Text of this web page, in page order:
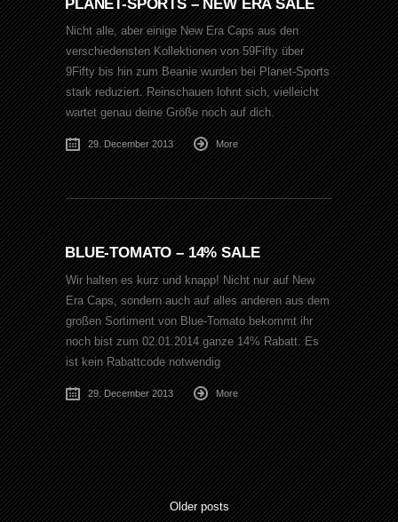
PLANET-SPORTS – NEW ERA SALE
Nicht alle, aber einige New Era Caps aus den
verschiedensten Kollektionen von 59Fifty über
9Fifty bis hin zum Beanie wurden bei Planet-Sports
stark reduziert. Reinschauen lohnt sich, vielleicht
wartet genau deine Größe noch auf dich.
29. December 2013 More
BLUE-TOMATO – 14% SALE
Wir halten es kurz und knapp! Nicht nur auf New
Era Caps, sondern auch auf alles anderen aus dem
großen Sortiment von Blue-Tomato bekommt ihr
noch bist zum 02.01.2014 ganze 14% Rabatt. Es
ist kein Rabattcode notwendig
29. December 2013 More
Older posts